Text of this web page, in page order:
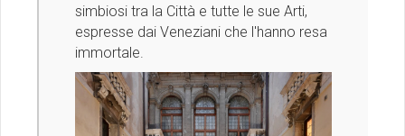
simbiosi tra la Città e tutte le sue Arti,
espresse dai Veneziani che l'hanno resa
immortale.